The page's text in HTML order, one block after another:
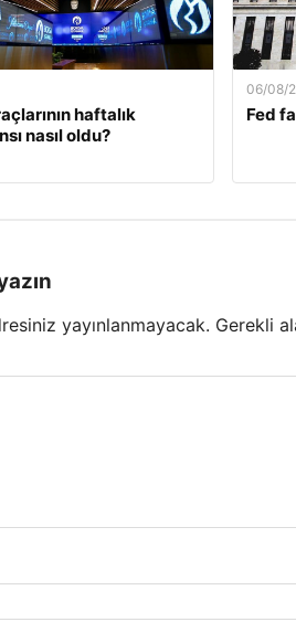
haftalık
nasıl oldu?
06/08/
Fed
yayınlanmayacak. Gerekli